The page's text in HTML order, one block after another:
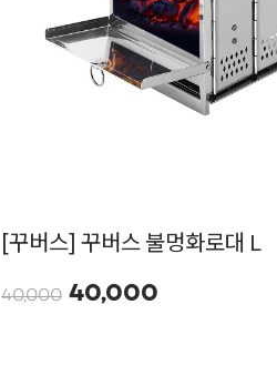
[꾸버스] 꾸버스 불멍화로대 L
40,000 40,000